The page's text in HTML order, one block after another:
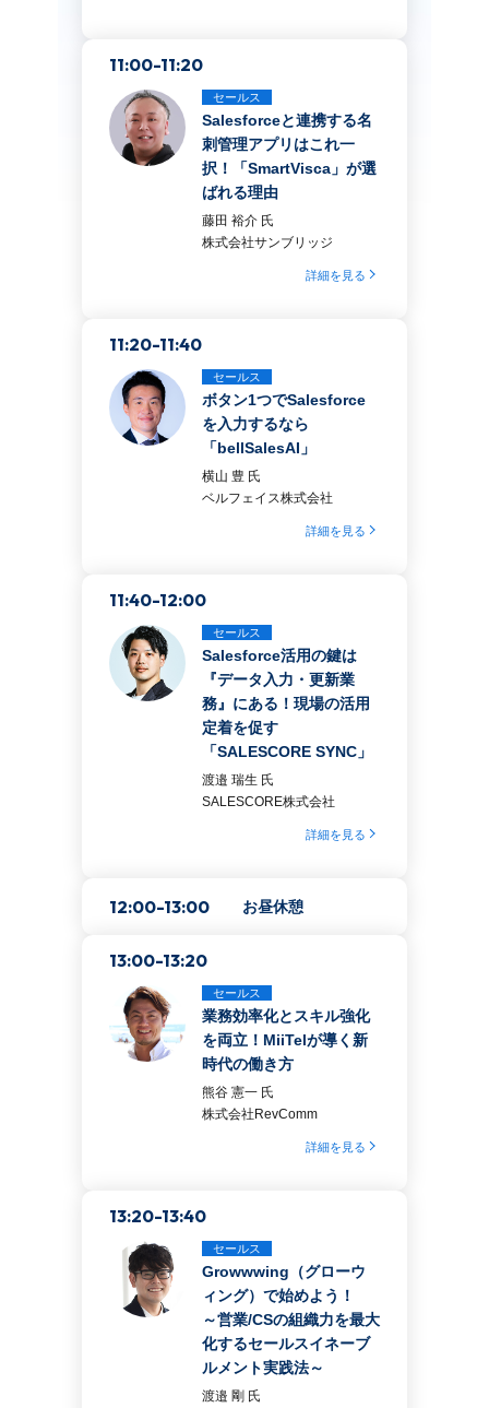
11:00-11:20
セールス
Salesforceと連携する名
刺管理アプリはこれ一
択！「SmartVisca」が選
ばれる理由
藤田 裕介 氏
株式会社サンブリッジ
詳細を見る
11:20-11:40
セールス
ボタン1つでSalesforce
を入力するなら
「bellSalesAI」
横山 豊 氏
ベルフェイス株式会社
詳細を見る
11:40-12:00
セールス
Salesforce活用の鍵は
『データ入力・更新業
務』にある！現場の活用
定着を促す
「SALESCORE SYNC」
渡邉 瑞生 氏
SALESCORE株式会社
詳細を見る
12:00-13:00 お昼休憩
13:00-13:20
セールス
業務効率化とスキル強化
を両立！MiiTelが導く新
時代の働き方
熊谷 憲一 氏
株式会社RevComm
詳細を見る
13:20-13:40
セールス
Growwwing（グローウ
ィング）で始めよう！
～営業/CSの組織力を最大
化するセールスイネーブ
ルメント実践法～
渡邉 剛 氏